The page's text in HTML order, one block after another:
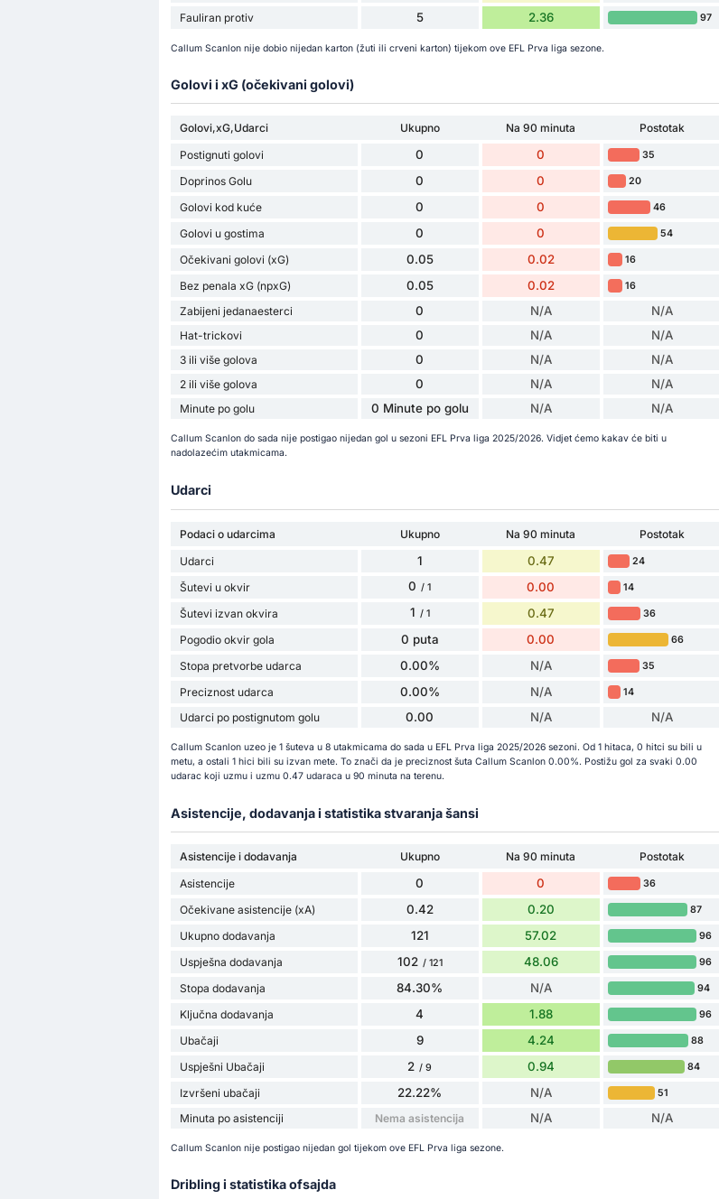
Fauliran protiv 5 2.36 97
Callum Scanlon nije dobio nijedan karton (žuti ili crveni karton) tijekom ove EFL Prva liga sezone.
Golovi i xG (očekivani golovi)
Golovi,xG,Udarci Ukupno Na 90 minuta
Postotak
Postignuti golovi
0 0 35
Doprinos Golu 0 0 20
Golovi kod kuće 0 0 46
Golovi u gostima 0 0 54
Očekivani golovi (xG) 0.05 0.02 16
Bez penala xG (npxG) 0.05 0.02 16
Zabijeni jedanaesterci 0 N/A N/A
Hat-trickovi 0 N/A N/A
3 ili više golova 0 N/A N/A
2 ili više golova 0 N/A N/A
Minute po golu 0 Minute po golu N/A N/A
Callum Scanlon do sada nije postigao nijedan gol u sezoni EFL Prva liga 2025/2026. Vidjet ćemo kakav će biti u
nadolazećim utakmicama.
Udarci
Podaci o udarcima Ukupno Na 90 minuta
Postotak
Udarci
1 0.47 24
Šutevi u okvir 0 / 1 0.00 14
Šutevi izvan okvira 1 / 1 0.47 36
Pogodio okvir gola 0 puta 0.00 66
Stopa pretvorbe udarca 0.00% N/A 35
Preciznost udarca 0.00% N/A 14
Udarci po postignutom golu 0.00 N/A N/A
Callum Scanlon uzeo je 1 šuteva u 8 utakmicama do sada u EFL Prva liga 2025/2026 sezoni. Od 1 hitaca, 0 hitci su bili u
metu, a ostali 1 hici bili su izvan mete. To znači da je preciznost šuta Callum Scanlon 0.00%. Postižu gol za svaki 0.00
udarac koji uzmu i uzmu 0.47 udaraca u 90 minuta na terenu.
Asistencije, dodavanja i statistika stvaranja šansi
Asistencije i dodavanja Ukupno Na 90 minuta
Postotak
Asistencije
0 0 36
Očekivane asistencije (xA) 0.42 0.20 87
Ukupno dodavanja 121 57.02 96
Uspješna dodavanja 102 / 121 48.06 96
Stopa dodavanja 84.30% N/A 94
Ključna dodavanja 4 1.88 96
Ubačaji 9 4.24 88
Uspješni Ubačaji 2 / 9 0.94 84
Izvršeni ubačaji 22.22% N/A 51
Minuta po asistenciji Nema asistencija N/A N/A
Callum Scanlon nije postigao nijedan gol tijekom ove EFL Prva liga sezone.
Dribling i statistika ofsajda